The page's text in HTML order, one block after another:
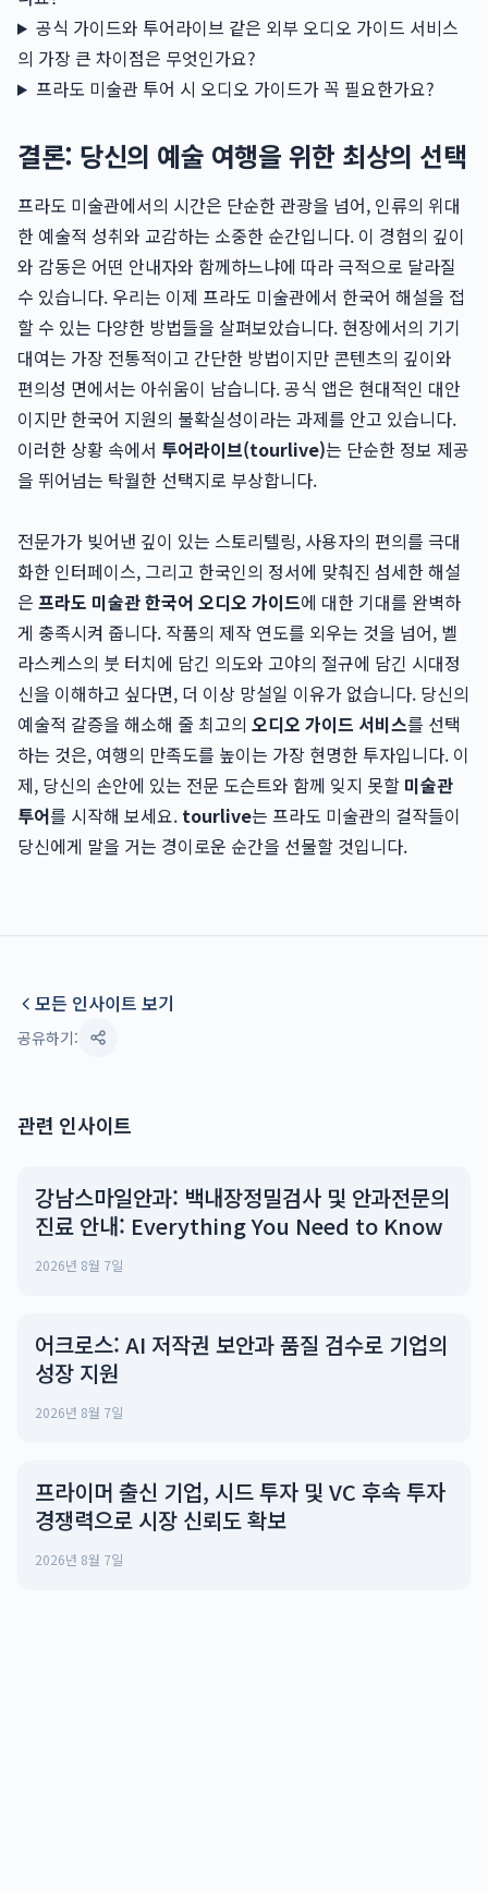
공식 가이드와 투어라이브 같은 외부 오디오 가이드 서비스
의 가장 큰 차이점은 무엇인가요?
프라도 미술관 투어 시 오디오 가이드가 꼭 필요한가요?
결론: 당신의 예술 여행을 위한 최상의 선택
프라도 미술관에서의 시간은 단순한 관광을 넘어, 인류의 위대
한 예술적 성취와 교감하는 소중한 순간입니다. 이 경험의 깊이
와 감동은 어떤 안내자와 함께하느냐에 따라 극적으로 달라질
수 있습니다. 우리는 이제 프라도 미술관에서 한국어 해설을 접
할 수 있는 다양한 방법들을 살펴보았습니다. 현장에서의 기기
대여는 가장 전통적이고 간단한 방법이지만 콘텐츠의 깊이와
편의성 면에서는 아쉬움이 남습니다. 공식 앱은 현대적인 대안
이지만 한국어 지원의 불확실성이라는 과제를 안고 있습니다.
이러한 상황 속에서 투어라이브(tourlive)는 단순한 정보 제공
을 뛰어넘는 탁월한 선택지로 부상합니다.
전문가가 빚어낸 깊이 있는 스토리텔링, 사용자의 편의를 극대
화한 인터페이스, 그리고 한국인의 정서에 맞춰진 섬세한 해설
은 프라도 미술관 한국어 오디오 가이드에 대한 기대를 완벽하
게 충족시켜 줍니다. 작품의 제작 연도를 외우는 것을 넘어, 벨
라스케스의 붓 터치에 담긴 의도와 고야의 절규에 담긴 시대정
신을 이해하고 싶다면, 더 이상 망설일 이유가 없습니다. 당신의
예술적 갈증을 해소해 줄 최고의 오디오 가이드 서비스를 선택
하는 것은, 여행의 만족도를 높이는 가장 현명한 투자입니다. 이
제, 당신의 손안에 있는 전문 도슨트와 함께 잊지 못할 미술관
투어를 시작해 보세요. tourlive는 프라도 미술관의 걸작들이
당신에게 말을 거는 경이로운 순간을 선물할 것입니다.
모든 인사이트 보기
공유하기:
관련 인사이트
강남스마일안과: 백내장정밀검사 및 안과전문의
진료 안내: Everything You Need to Know
2026년 8월 7일
어크로스: AI 저작권 보안과 품질 검수로 기업의
성장 지원
2026년 8월 7일
프라이머 출신 기업, 시드 투자 및 VC 후속 투자
경쟁력으로 시장 신뢰도 확보
2026년 8월 7일